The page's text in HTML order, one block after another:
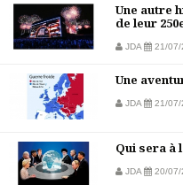
Une autre
de leur
JDA 21/07/
Une
JDA 21/07/
Qui sera à
JDA 20/07/